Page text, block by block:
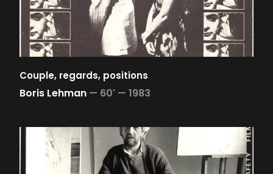
Couple, regards, positions
Boris Lehman — 60' — 1983